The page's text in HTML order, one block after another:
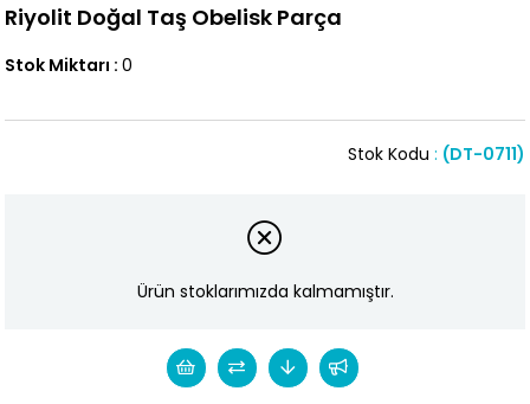
Riyolit Doğal Taş Obelisk Parça
Stok Miktarı : 0
(DT-0711)
Stok Kodu
Ürün stoklarımızda kalmamıştır.